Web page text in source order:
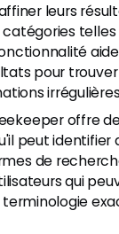
leurs
pour
offre
peut identifier
de
qui